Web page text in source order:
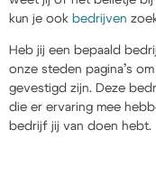
kun je ook bedrijven
Heb jij een bepaald
onze steden pagina’s
gevestigd zijn. Deze
die er ervaring mee
bedrijf jij van doen hebt.